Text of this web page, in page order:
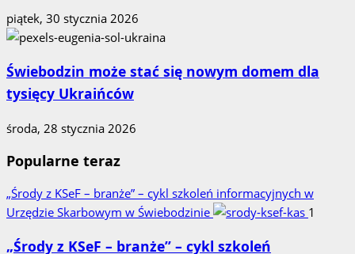
piątek, 30 stycznia 2026
Świebodzin może stać się nowym domem dla
tysięcy Ukraińców
środa, 28 stycznia 2026
Popularne teraz
„Środy z KSeF – branże” – cykl szkoleń informacyjnych w
Urzędzie Skarbowym w Świebodzinie
1
„Środy z KSeF – branże” – cykl szkoleń